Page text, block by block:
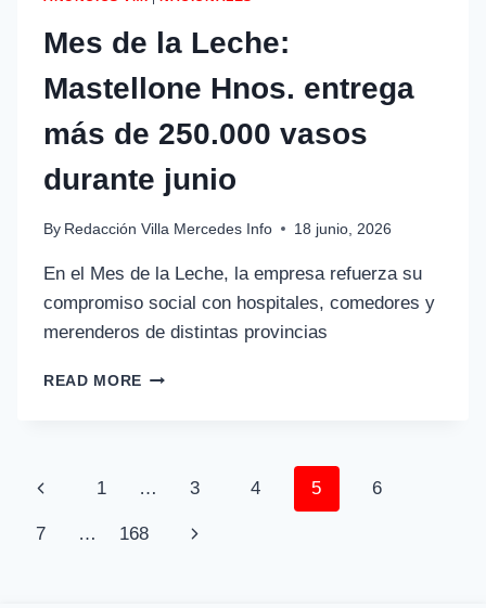
Mes de la Leche:
Mastellone Hnos. entrega
más de 250.000 vasos
durante junio
By Redacción Villa Mercedes Info 18 junio, 2026
En el Mes de la Leche, la empresa refuerza su
compromiso social con hospitales, comedores y
merenderos de distintas provincias
READ MORE
1 … 3 4 5 6
7 … 168